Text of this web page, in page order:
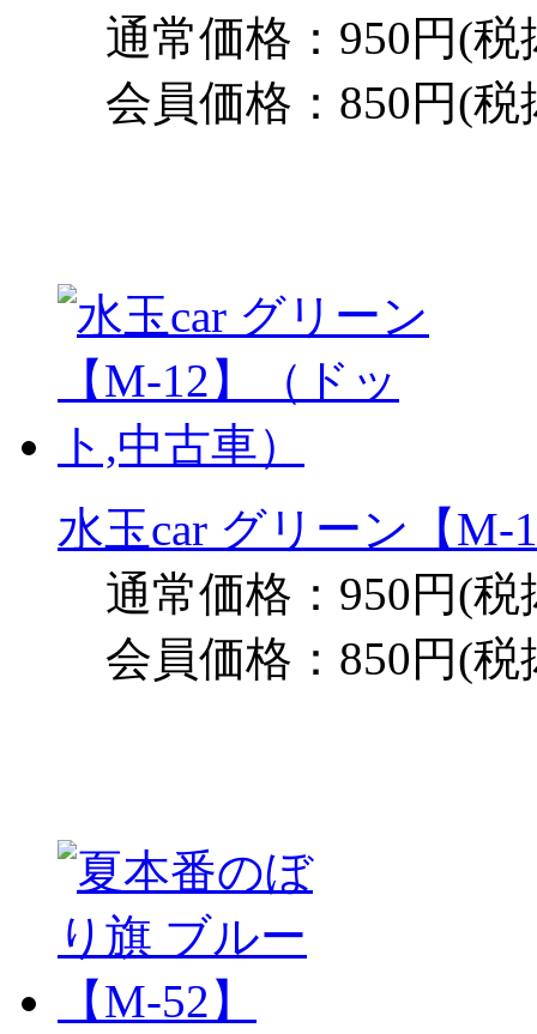
通常価格：950円(税
会員価格：850円(税
水玉car グリーン【M-
通常価格：950円(税
会員価格：850円(税